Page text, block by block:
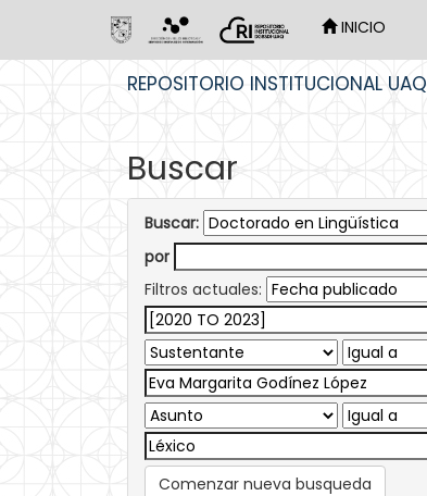
INICIO
REPOSITORIO INSTITUCIONAL UAQ
Buscar
Buscar:
por
Filtros actuales:
Comenzar nueva busqueda